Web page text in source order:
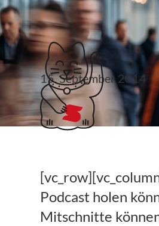
15. September 2014
Podcast holen
Mitschnitte